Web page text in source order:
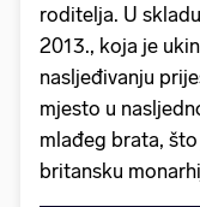
roditelja. U
2013., koja je
nasljeđivanju
mjesto u
mlađeg brata,
britansku